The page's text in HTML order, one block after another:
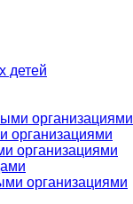
детей
организациями
организациями
организациями
организациями